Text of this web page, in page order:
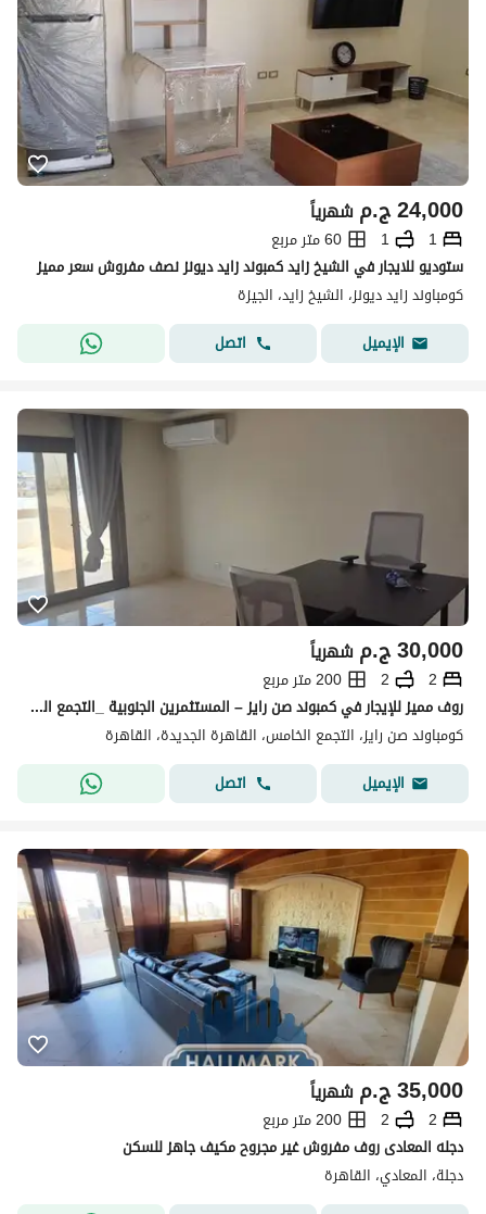
ج.م24,000 شهرياً
1
1
60 متر مربع
ستوديو للايجار في الشيخ زايد كمبوند زايد ديونز نصف مفروش سعر مميز
كومباوند زايد ديونز، الشيخ زايد، الجيزة
الإيميل
اتصل
ج.م30,000 شهرياً
2
2
200 متر مربع
روف مميز للإيجار في كمبوند صن رايز – المستثمرين الجنوبية _التجمع الخامس | أكثر من 200 متر | تراسان مفتوحان | خلف كونكورد بلازا | بالقرب من مول سواي
كومباوند صن رايز، التجمع الخامس، القاهرة الجديدة، القاهرة
الإيميل
اتصل
ج.م35,000 شهرياً
2
2
200 متر مربع
دجله المعادى روف مفروش غير مجروح مكيف جاهز للسكن
دجلة، المعادي، القاهرة